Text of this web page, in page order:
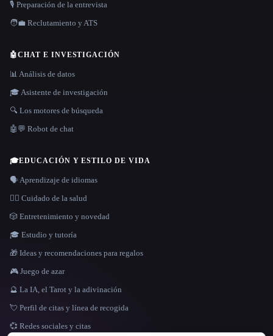
IDIOMA
🎙️ Preparación de la entrevista
🧑‍💼 Reclutamiento y ATS
🤖CHAT E INVESTIGACIÓN
📊 Análisis de datos
🎓 Asistente de investigación
🔍 Los motores de búsqueda
🤖💬 Robot de chat
🎓EDUCACIÓN Y ESTILO DE VIDA
🗣️ Aprendizaje de idiomas
👩‍⚕️ Cuidado de la salud
🎲 Entretenimiento y novedad
🎓 Estudio y tutoría
🎁 Ideas y recomendaciones para regalos
🎮 Juego de azar
🔮 La IA, el Tarot y la adivinación
💘 Perfil de citas y línea de recogida
💞 Redes sociales y citas